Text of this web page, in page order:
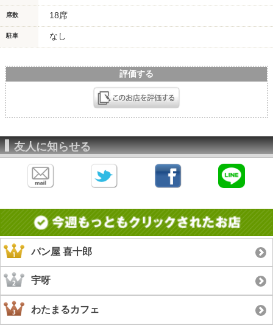
席数 18席
駐車 なし
評価する
友人に知らせる
パン屋 喜十郎
宇呀
わたまるカフェ